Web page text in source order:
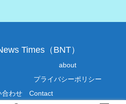
Times（BNT）
about
プライバシーポリシー
合わせ Contact